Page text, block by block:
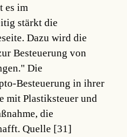
es im
stärkt die
Dazu wird die
Besteuerung von
Die
Besteuerung in ihrer
mit Plastiksteuer und
die
Quelle [31]